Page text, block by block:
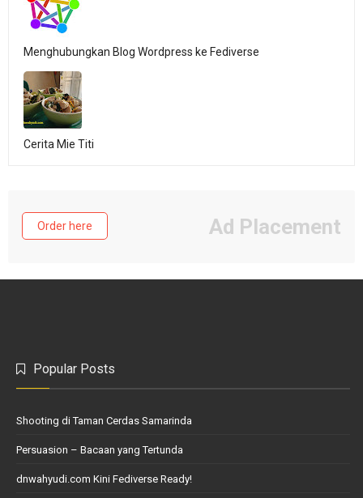
Menghubungkan Blog Wordpress ke Fediverse
Cerita Mie Titi
Order here Ad Placement
Popular Posts
Shooting di Taman Cerdas Samarinda
Persuasion – Bacaan yang Tertunda
dnwahyudi.com Kini Fediverse Ready!